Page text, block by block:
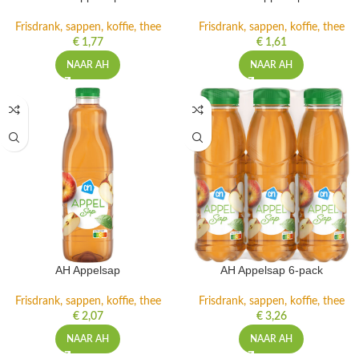
Frisdrank, sappen, koffie, thee
€1,77
NAAR AH
Frisdrank, sappen, koffie, thee
€1,61
NAAR AH
AH Appelsap
Frisdrank, sappen, koffie, thee
€2,07
NAAR AH
AH Appelsap 6-pack
Frisdrank, sappen, koffie, thee
€3,26
NAAR AH